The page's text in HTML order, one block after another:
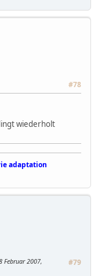
#78
wiederholt
adaptation
#79
Februar 2007,